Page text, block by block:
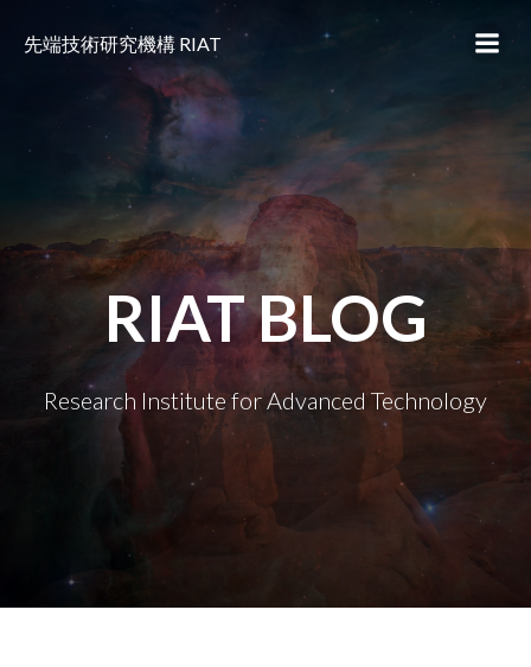
ス
キ
ッ
プ
先端技術研究機構 RIAT
RIAT BLOG
Research Institute for Advanced Technology